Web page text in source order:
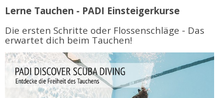
Lerne Tauchen - PADI Einsteigerkurse
Die ersten Schritte oder Flossenschläge - Das
erwartet dich beim Tauchen!